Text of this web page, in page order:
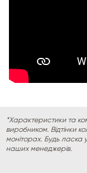
*Характеристики та
виробником. Відтінки
моніторах. Будь ласка
наших менеджерів.